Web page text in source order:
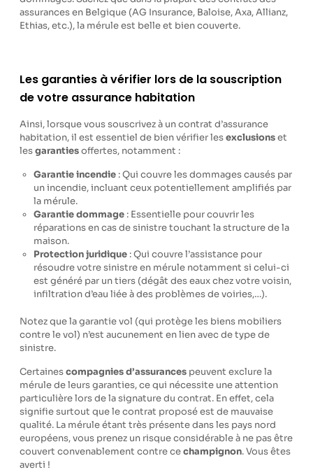
assurances en Belgique (AG Insurance, Baloise, Axa, Allianz,
Ethias, etc.), la mérule est belle et bien couverte.
Les garanties à vérifier lors de la souscription
de votre assurance habitation
Ainsi, lorsque vous souscrivez à un contrat d’assurance
habitation, il est essentiel de bien vérifier lesexclusionset
lesgarantiesoffertes, notamment :
Garantie incendie : Qui couvre les dommages causés par
un incendie, incluant ceux potentiellement amplifiés par
la mérule.
Garantie dommage : Essentielle pour couvrir les
réparations en cas de sinistre touchant la structure de la
maison.
Protection juridique : Qui couvre l’assistance pour
résoudre votre sinistre en mérule notamment si celui-ci
est généré par un tiers (dégât des eaux chez votre voisin,
infiltration d’eau liée à des problèmes de voiries,…).
Notez que la garantie vol (qui protège les biens mobiliers
contre le vol) n’est aucunement en lien avec de type de
sinistre.
Certainescompagnies d’assurances peuvent exclure la
mérule de leurs garanties, ce qui nécessite une attention
particulière lors de la signature du contrat. En effet, cela
signifie surtout que le contrat proposé est de mauvaise
qualité. La mérule étant très présente dans les pays nord
européens, vous prenez un risque considérable à ne pas être
couvert convenablement contre cechampignon. Vous êtes
averti !